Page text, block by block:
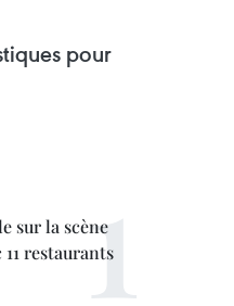
pour
sur la scène
restaurants